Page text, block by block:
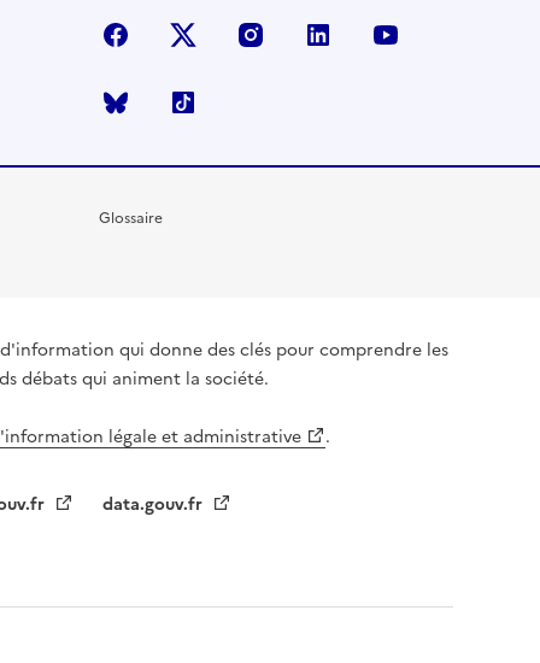
facebook X (anciennement Twitter)
instagramlinkedin
Bluesky
Glossaire
qui donne des clés pour comprendre les
débats qui animent la société.
légale et administrative .
data.gouv.fr